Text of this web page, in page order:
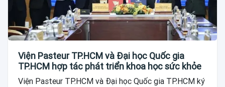
Viện Pasteur TP.HCM và Đại học Quốc gia
TP.HCM hợp tác phát triển khoa học sức khỏe
Viện Pasteur TP.HCM và Đại học Quốc gia TP.HCM ký